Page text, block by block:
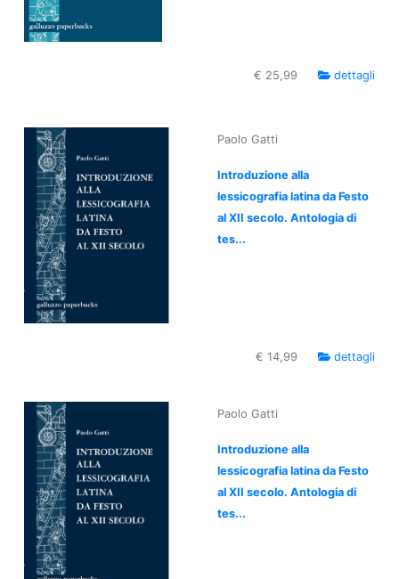
€ 25,99 dettagli
Paolo Gatti
Introduzione alla
lessicografia latina da Festo
al XII secolo. Antologia di
tes...
€ 14,99 dettagli
Paolo Gatti
Introduzione alla
lessicografia latina da Festo
al XII secolo. Antologia di
tes...